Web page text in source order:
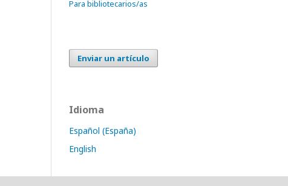
Para bibliotecarios/as
Enviar un artículo
Idioma
Español (España)
English